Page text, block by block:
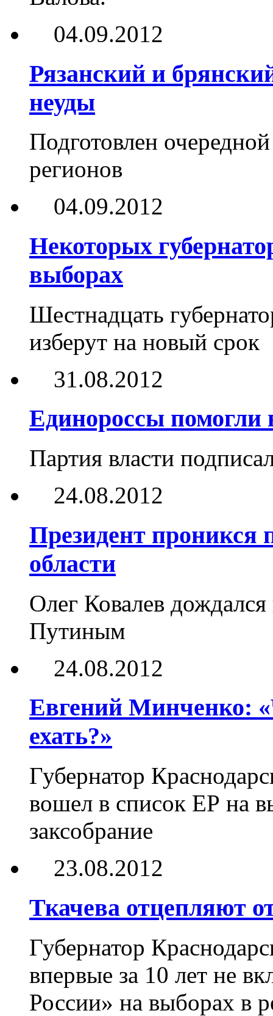
04.09.2012
Рязанский и
неуды
Подготовлен
регионов
04.09.2012
Некоторых
выборах
Шестнадцать
изберут на новый срок
31.08.2012
Единороссы помогли
Партия власти
24.08.2012
Президент проникся
области
Олег Ковалев
Путиным
24.08.2012
Евгений Минченко:
ехать?»
Губернатор
вошел в список ЕР на
заксобрание
23.08.2012
Ткачева отцепляют
Губернатор
впервые за 10 лет не
России» на выборах в